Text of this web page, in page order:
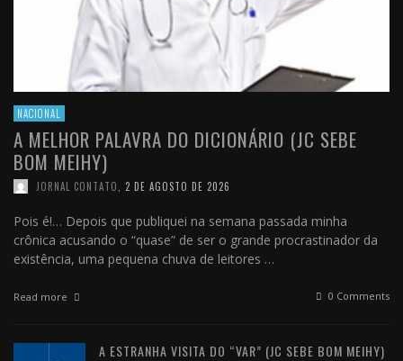
NACIONAL
A MELHOR PALAVRA DO DICIONÁRIO (JC SEBE
BOM MEIHY)
JORNAL CONTATO 2 DE AGOSTO DE 2026
Pois é!… Depois que publiquei na semana passada minha
crônica acusando o “quase” de ser o grande procrastinador da
existência, uma pequena chuva de leitores …
Read more 0 Comments
A ESTRANHA VISITA DO “VAR” (JC SEBE BOM MEIHY)